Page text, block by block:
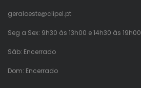
geraloeste@clipel.pt
Seg a Sex: 9h30 às 13h00 e 14h30 às 19h00
Sáb: Encerrado
Dom: Encerrado